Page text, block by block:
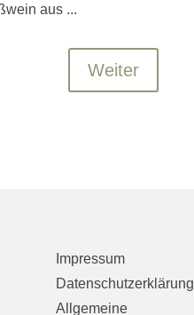
aus ...
Weiter
Impressum
Datenschutzerklärung
Allgemeine